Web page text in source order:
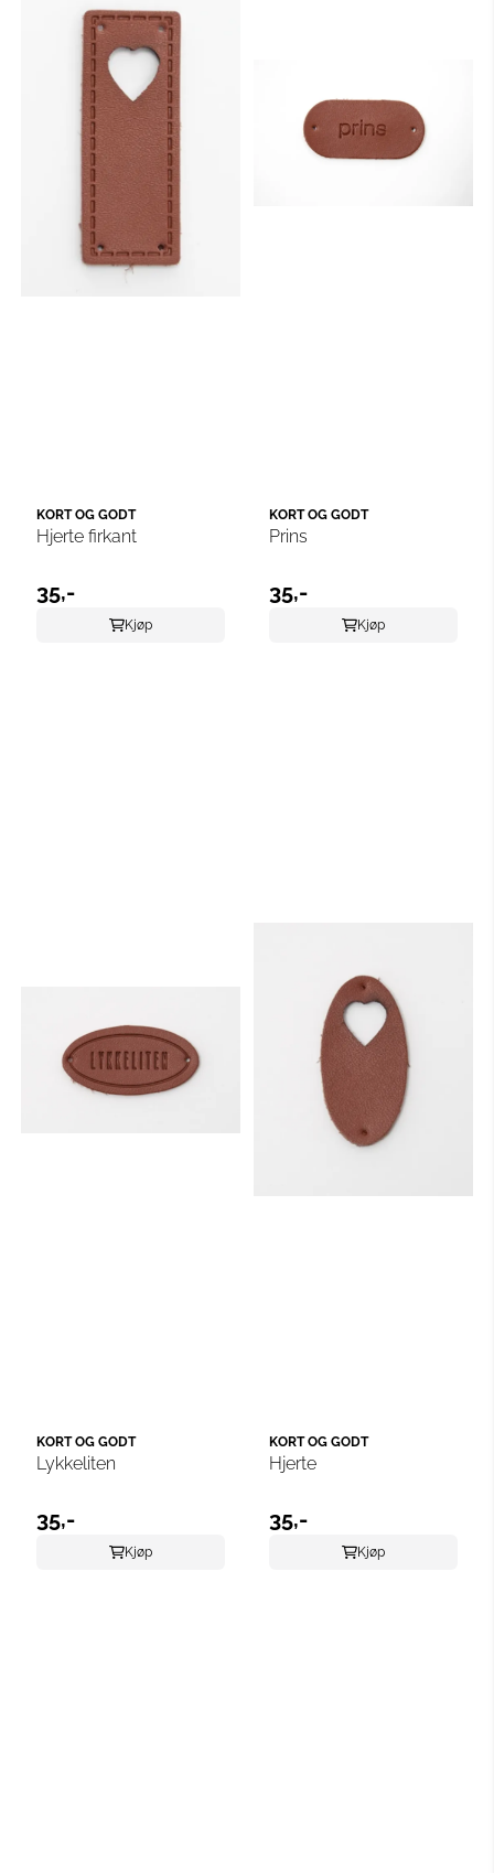
KORT OG GODT
Hjerte firkant
35,-
Kjøp
KORT OG GODT
Prins
35,-
Kjøp
KORT OG GODT
Lykkeliten
35,-
Kjøp
KORT OG GODT
Hjerte
35,-
Kjøp